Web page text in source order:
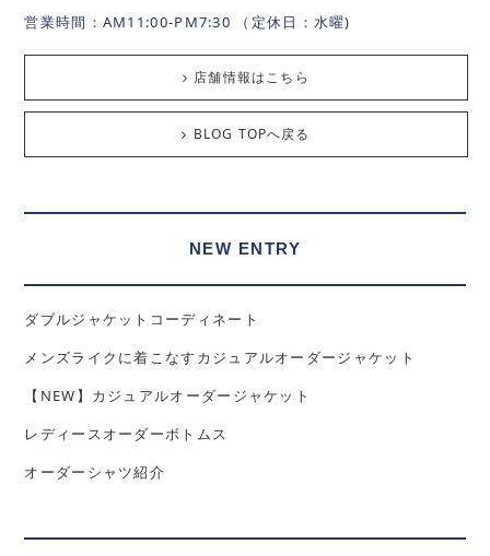
営業時間：AM11:00-PM7:30 （定休日：水曜)
店舗情報はこちら
BLOG TOPへ戻る
NEW ENTRY
ダブルジャケットコーディネート
メンズライクに着こなすカジュアルオーダージャケット
【NEW】カジュアルオーダージャケット
レディースオーダーボトムス
オーダーシャツ紹介